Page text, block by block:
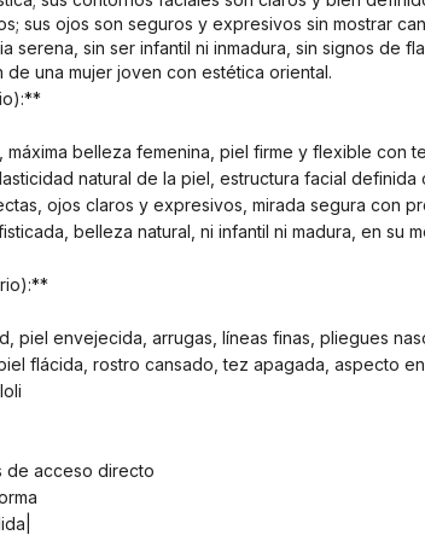
sus ojos son seguros y expresivos sin mostrar
serena, sin ser infantil ni inmadura, sin signos de
de una mujer joven con estética oriental.
belleza femenina, piel firme y flexible con
natural de la piel, estructura facial definida
ojos claros y expresivos, mirada segura con
belleza natural, ni infantil ni madura, en su
piel envejecida, arrugas, líneas finas, pliegues
flácida, rostro cansado, tez apagada, aspecto
de acceso directo